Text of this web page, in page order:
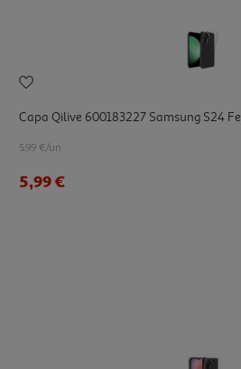
Capa Qilive 600183227 Samsung S24 Fe
5.99 €/un
5,99 €